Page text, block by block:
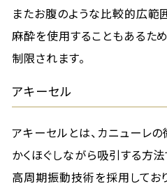
またお腹のような比較的広
麻酔を使用することもあるた
制限されます。
アキーセル
アキーセルとは、カニューレ
かくほぐしながら吸引する方法
高周期振動技術を採用してお